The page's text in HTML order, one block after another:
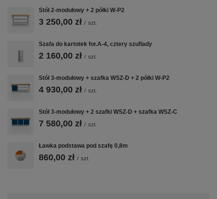
Stół 2-modułowy + 2 półki W-P2
3 250,00 zł / szt.
Szafa do kartotek for.A-4, cztery szuflady
2 160,00 zł / szt.
Stół 3-modułowy + szafka WSZ-D + 2 półki W-P2
4 930,00 zł / szt.
Stół 3-modułowy + 2 szafki WSZ-D + szafka WSZ-C
7 580,00 zł / szt.
Ławka podstawa pod szafę 0,8m
860,00 zł / szt.